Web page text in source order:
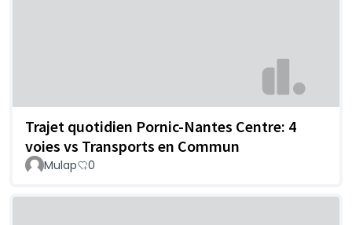
Trajet quotidien Pornic-Nantes Centre: 4
voies vs Transports en Commun
Mulap 0